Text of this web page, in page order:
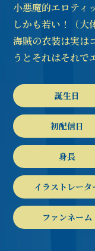
小悪魔的エロティ
しかも若い！（大
海賊の衣装は実は
うとそれはそれで
誕生日
初配信日
身長
イラストレータ
ファンネーム